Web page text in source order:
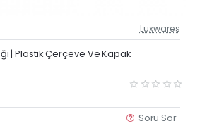
Güncel Fiyat
Luxwares
| Plastik Çerçeve Ve Kapak
Soru Sor